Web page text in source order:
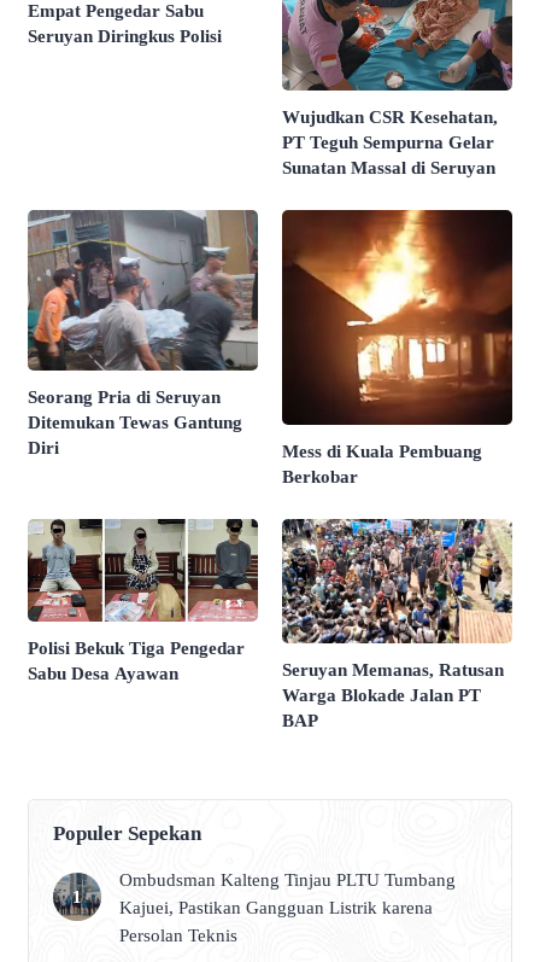
Empat Pengedar Sabu
Seruyan Diringkus Polisi
Wujudkan CSR Kesehatan,
PT Teguh Sempurna Gelar
Sunatan Massal di Seruyan
Seorang Pria di Seruyan
Ditemukan Tewas Gantung
Diri
Mess di Kuala Pembuang
Berkobar
Polisi Bekuk Tiga Pengedar
Sabu Desa Ayawan
Seruyan Memanas, Ratusan
Warga Blokade Jalan PT
BAP
Populer Sepekan
Ombudsman Kalteng Tinjau PLTU Tumbang
Kajuei, Pastikan Gangguan Listrik karena
Persolan Teknis